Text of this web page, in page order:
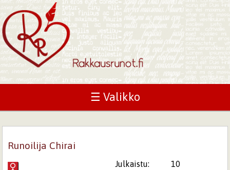
☰ Valikko
Runoilija Chirai
Julkaistu:
10